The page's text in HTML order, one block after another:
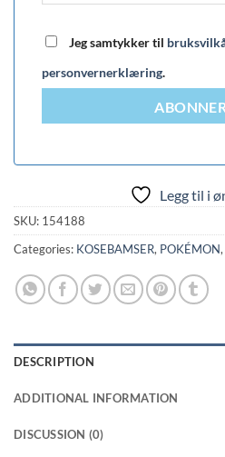
Jeg samtykker til
personvernerklæring.
Legg til i
SKU: 154188
Categories: KOSEBAMSER, POKÉMON,
DESCRIPTION
ADDITIONAL INFORMATION
DISCUSSION (0)